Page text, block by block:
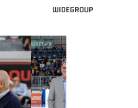
WIDEGROUP